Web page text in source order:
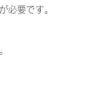
必要です。